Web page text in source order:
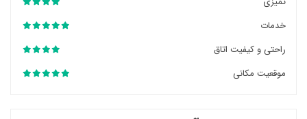
خدمات
راحتی و کیفیت اتاق
موقعیت مکانی